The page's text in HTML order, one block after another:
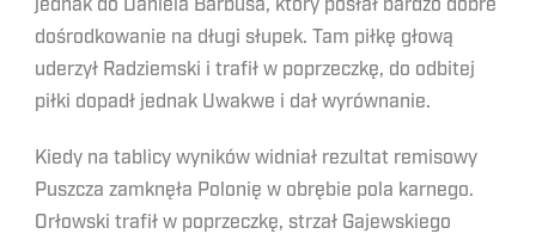
jednak do Daniela Barbusa, który posłał bardzo dobre
dośrodkowanie na długi słupek. Tam piłkę głową
uderzył Radziemski i trafił w poprzeczkę, do odbitej
piłki dopadł jednak Uwakwe i dał wyrównanie.
Kiedy na tablicy wyników widniał rezultat remisowy
Puszcza zamknęła Polonię w obrębie pola karnego.
Orłowski trafił w poprzeczkę, strzał Gajewskiego